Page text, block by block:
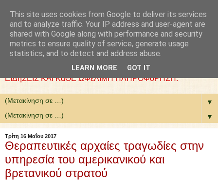
: COLLaZ NeWS aND
MoRE
ΘέΛΟΥΜΕ ΝΑ ΕίΜΑΣΤΕ ΧΡήΣΙΜΟΙ. ΕΠΙΛέΓΟΥΜΕ
ΕΙΔήΣΕΙΣ ΚΑι ΚάΘΕ ΩΦέΛΙΜΗ ΠΛΗΡΟΦόΡΗΣΗ.
▼
▼
Τρίτη 16 Μαΐου 2017
Θεραπευτικές αρχαίες τραγωδίες στην
υπηρεσία του αμερικανικού και
βρετανικού στρατού
This site uses cookies from Google to deliver its services
and to analyze traffic. Your IP address and user-agent are
shared with Google along with performance and security
metrics to ensure quality of service, generate usage
statistics, and to detect and address abuse.
LEARN MORE GOT IT